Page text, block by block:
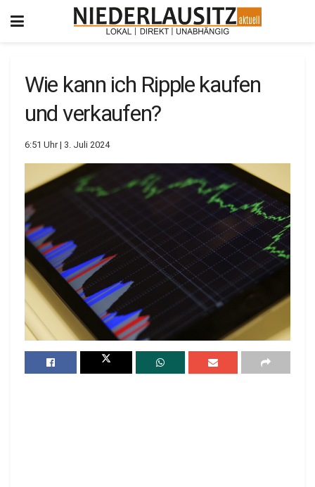
Wie kann ich Ripple kaufen
und verkaufen?
6:51 Uhr | 3. Juli 2024